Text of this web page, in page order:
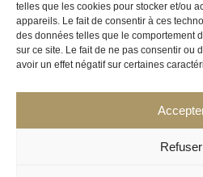
telles que les cookies pour stocker et/ou
appareils. Le fait de consentir à ces
des données telles que le comportement
sur ce site. Le fait de ne pas consentir ou
avoir un effet négatif sur certaines
Refuser
Location de tireuse à bière :
Les Frères Brasseurs à Aucamville